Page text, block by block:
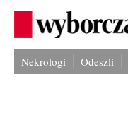
Nekrologi Odeszli